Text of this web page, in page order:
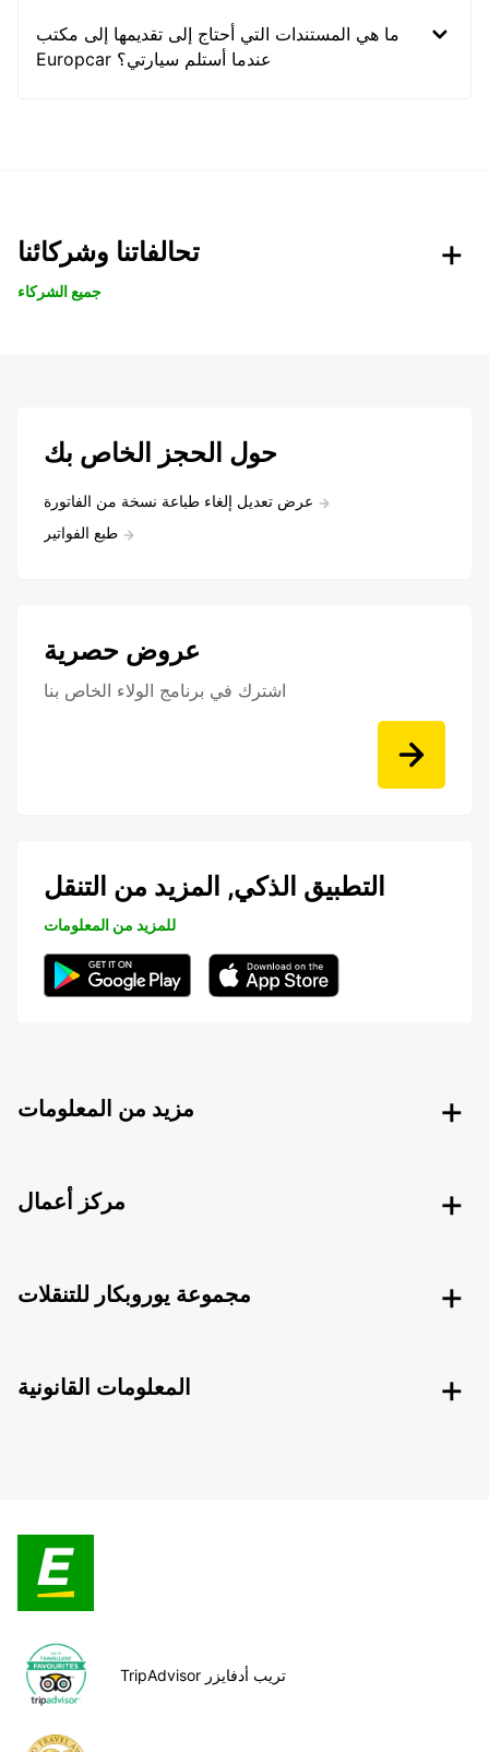
ما هي المستندات التي أحتاج إلى تقديمها إلى مكتب
Europcar عندما أستلم سيارتي؟
تحالفاتنا وشركائنا
جميع الشركاء
حول الحجز الخاص بك
عرض تعديل إلغاء طباعة نسخة من الفاتورة
طبع الفواتير
عروض حصرية
اشترك في برنامج الولاء الخاص بنا
التطبيق الذكي, المزيد من التنقل
للمزيد من المعلومات
مزيد من المعلومات
مركز أعمال
مجموعة يوروبكار للتنقلات
المعلومات القانونية
TripAdvisor تريب أدفايزر